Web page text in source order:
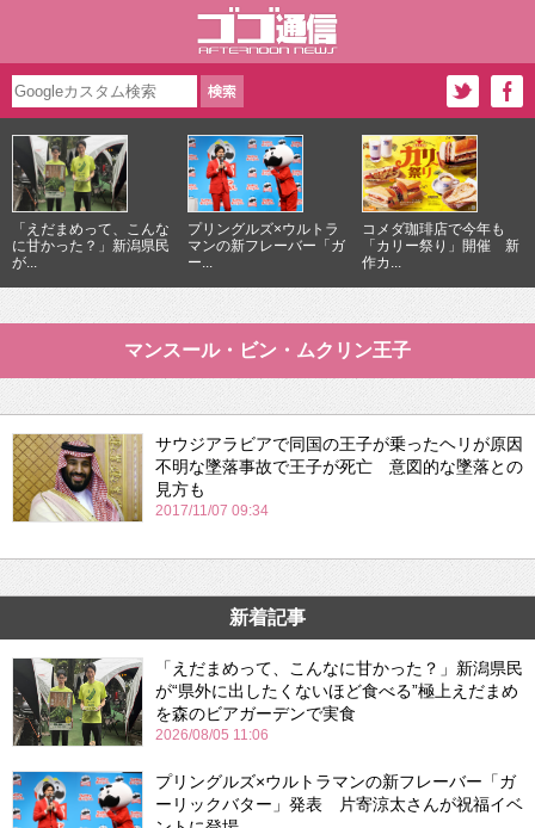
「えだまめって、こんな
に甘かった？」新潟県民
が...
プリングルズ×ウルトラ
マンの新フレーバー「ガ
ー...
コメダ珈琲店で今年も
「カリー祭り」開催 新
作カ...
マンスール・ビン・ムクリン王子
サウジアラビアで同国の王子が乗ったヘリが原因
不明な墜落事故で王子が死亡 意図的な墜落との
見方も
2017/11/07 09:34
新着記事
「えだまめって、こんなに甘かった？」新潟県民
が“県外に出したくないほど食べる”極上えだまめ
を森のビアガーデンで実食
2026/08/05 11:06
プリングルズ×ウルトラマンの新フレーバー「ガ
ーリックバター」発表 片寄涼太さんが祝福イベ